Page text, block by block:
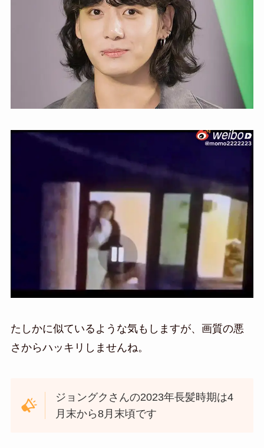
たしかに似ているような気もしますが、画質の悪
さからハッキリしませんね。
ジョングクさんの2023年長髪時期は4
月末から8月末頃です